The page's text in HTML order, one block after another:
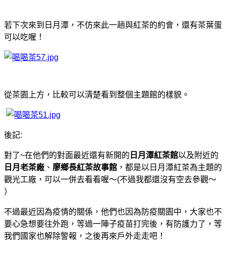
若下次來到日月潭，不仿來此一趟與紅茶的約會，還有茶葉蛋
可以吃喔！
從茶園上方 ， 比較可以清楚看到整個主題館的樣貌 。
後記:
對了~在他們的對面最近還有新開的 日月潭紅茶館以及附近的
日月老茶廠 、 廖鄉長紅茶故事館 ，都是以日月潭紅茶為主題的
觀光工廠，可以一併去看看喔～(不過我都還沒有空去參觀～
）
不過最近因為疫情的關係，他們也因為防疫關園中，大家也不
要心急想要往外跑，等過一陣子疫苗打完後，有防護力了，等
我們國家也解除警報，之後再來戶外走走吧！